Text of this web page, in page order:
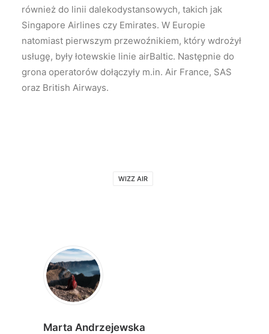
również do linii dalekodystansowych, takich jak
Singapore Airlines czy Emirates. W Europie
natomiast pierwszym przewoźnikiem, który wdrożył
usługę, były łotewskie linie airBaltic. Następnie do
grona operatorów dołączyły m.in. Air France, SAS
oraz British Airways.
WIZZ AIR
Marta Andrzejewska